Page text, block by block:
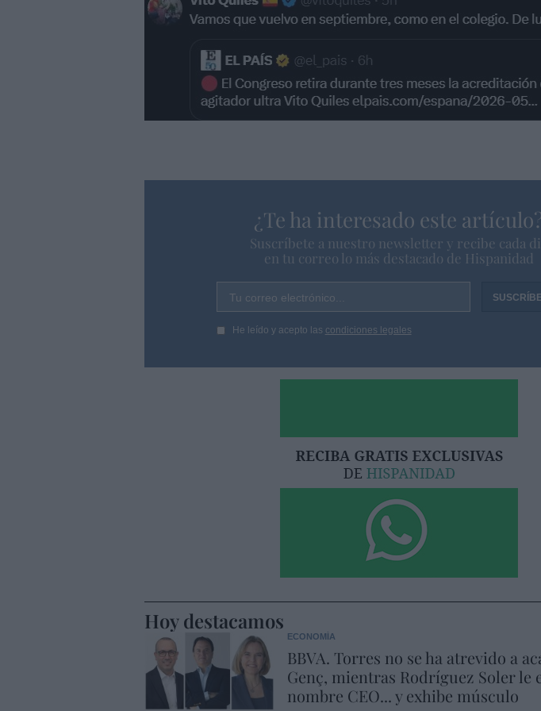
¿Te ha interesado este
Suscríbete a nuestro newsletter y recibe cada
en tu correo lo más destacado de Hispanidad
Tu correo electrónico...
He leído y acepto las condiciones legales
Hoy destacamos
ECONOMÍA
BBVA. Torres no se ha atrevido a
Genç, mientras Rodríguez Soler le
nombre CEO... y exhibe músculo